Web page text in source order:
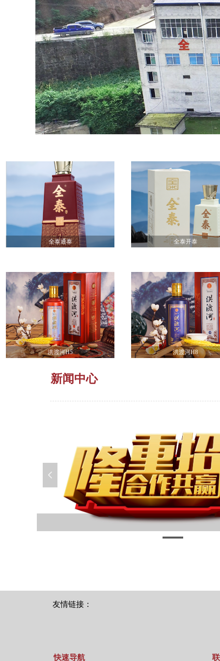
넳
新闻中心
友情链接：
全泰通泰 全泰开泰
洪渡河H5 洪渡河H8
快速导航